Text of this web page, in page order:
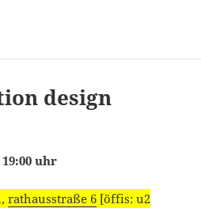
design
19:00 uhr
rathausstraße 6 [öffis: u2